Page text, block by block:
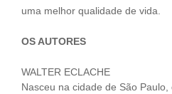
uma melhor qualidade de vida.
OS AUTORES
WALTER ECLACHE
Nasceu na cidade de São